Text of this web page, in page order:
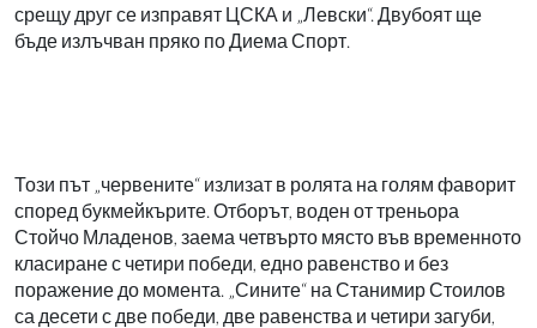
срещу друг се изправят ЦСКА и „Левски“. Двубоят ще
бъде излъчван пряко по Диема Спорт.
Този път „червените“ излизат в ролята на голям фаворит
според букмейкърите. Отборът, воден от треньора
Стойчо Младенов, заема четвърто място във временното
класиране с четири победи, едно равенство и без
поражение до момента. „Сините“ на Станимир Стоилов
са десети с две победи, две равенства и четири загуби,